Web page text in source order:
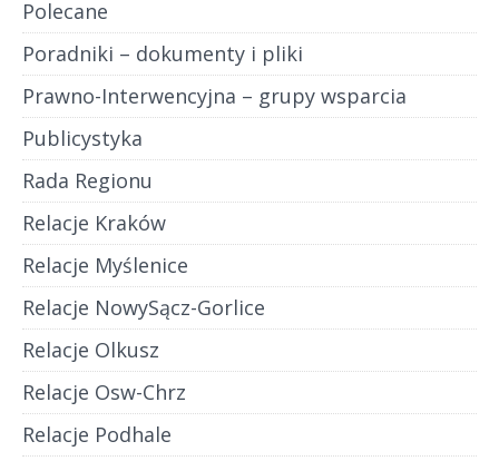
Polecane
Poradniki – dokumenty i pliki
Prawno-Interwencyjna – grupy wsparcia
Publicystyka
Rada Regionu
Relacje Kraków
Relacje Myślenice
Relacje NowySącz-Gorlice
Relacje Olkusz
Relacje Osw-Chrz
Relacje Podhale